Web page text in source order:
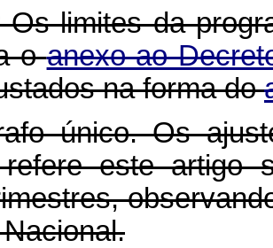
Os limites da
oanexo ao
na forma do
único. Os
este artigo